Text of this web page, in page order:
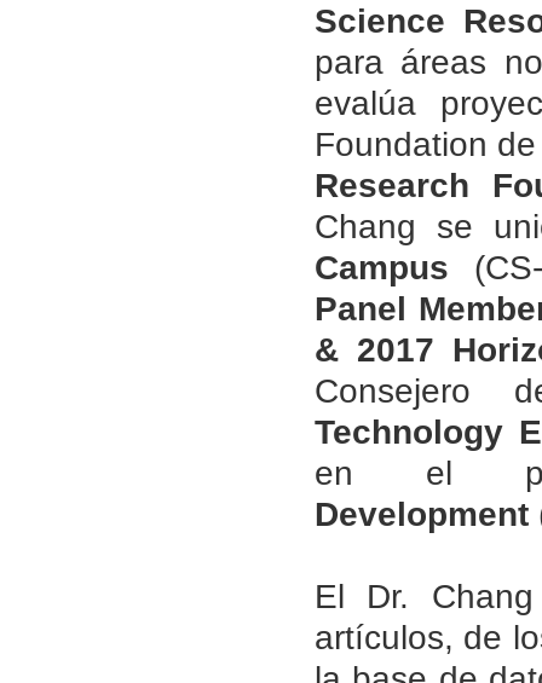
Science
para áreas
evalúa
Foundation
Research
Chang se
Campus
Panel
& 2017
Technology
en el
Development
El Dr.
artículos, de